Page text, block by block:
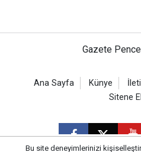
Gazete
Ana Sayfa Künye
Sitene
Bu site deneyimlerinizi